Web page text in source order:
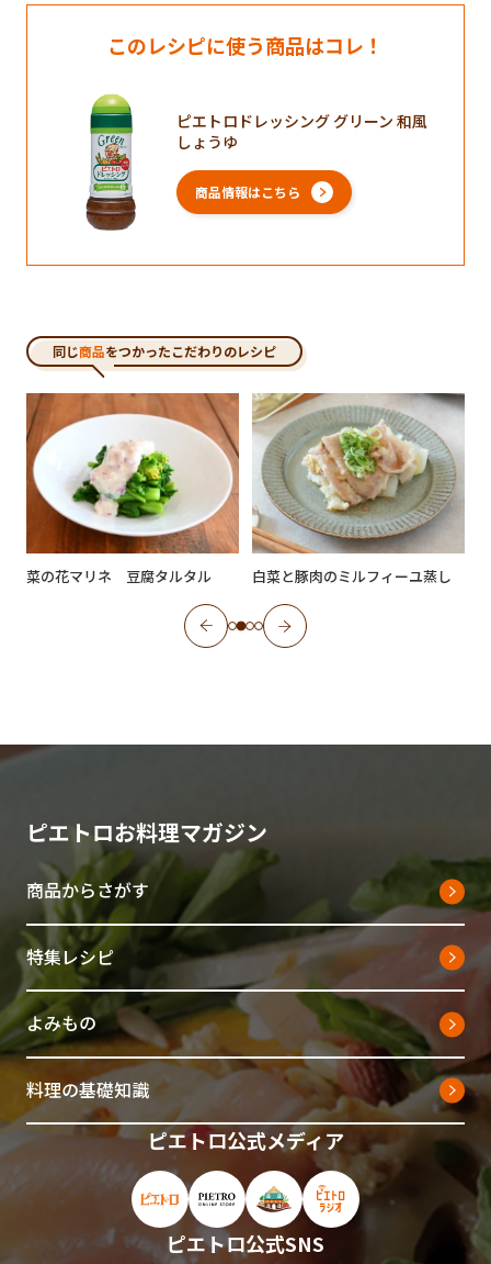
このレシピに使う商品はコレ！
ピエトロドレッシング グリーン 和風
しょうゆ
商品情報はこちら
同じ商品をつかったこだわりのレシピ
菜の花マリネ 豆腐タルタル 白菜と豚肉のミルフィーユ蒸し
ピエトロお料理マガジン
商品からさがす
特集レシピ
よみもの
料理の基礎知識
ピエトロ公式メディア
ピエトロ公式サイト（新しいウィンドウで
ピエトロオンラインストア（新しい
ピエトロホームタウン（新
ピエトロラジオ（新
ピエトロ公式SNS